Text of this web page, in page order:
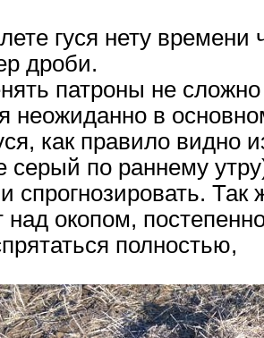
гуся нету времени
дроби.
патроны не
неожиданно в
как правило видно
серый по раннему
спрогнозировать.
над окопом,
полностью,